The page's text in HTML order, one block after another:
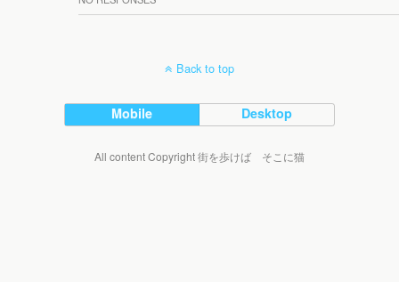
Back to top
Mobile Desktop
All content Copyright 街を歩けば そこに猫